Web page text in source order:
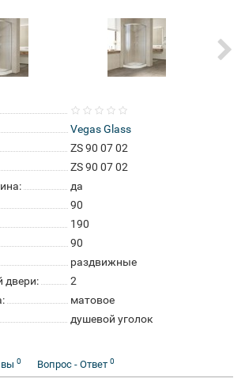
Vegas Glass
ZS 90 07 02
ZS 90 07 02
да
90
190
90
раздвижные
двери:
2
матовое
душевой уголок
0 Вопрос - Ответ 0